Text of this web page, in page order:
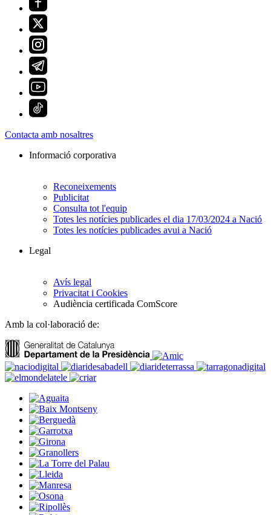
Contacta amb nosaltres
Informació corporativa
Reconeixements
Publicitat
Consulta tot l'equip
Totes les notícies publicades el dia 17/03/2024 a Nació
Totes les notícies publicades avui a Nació
Legal
Avís legal
Privacitat i Cookies
Audiència certificada ComScore
Amb la col·laboració de: